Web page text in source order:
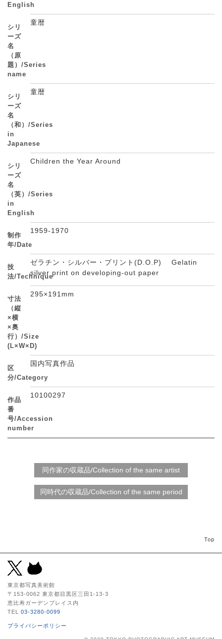
English
シリ
ーズ
名
（原
題）/Series
name
童暦
シリ
ーズ
名
（和）/Series
in
Japanese
童暦
シリ
ーズ
名
（英）/Series
in
English
Children the Year Around
制作
年/Date
1959-1970
技
法/Technique
ゼラチン・シルバー・プリント(D.O.P) Gelatin
silver print on developing-out paper
寸法
（縦
×横
×奥
行）/Size
(L×W×D)
295×191mm
区
分/Category
国内写真作品
作品
番
号/Accession
number
10100297
Top
東京都写真美術館
〒153-0062 東京都目黒区三田1-13-3
恵比寿ガーデンプレイス内
TEL 03-3280-0099
プライバシーポリシー